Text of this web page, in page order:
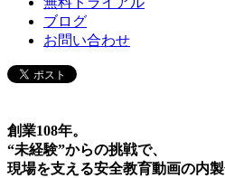
ブログ
お問い合わせ
創業108年。
“未経験”からの挑戦で、
現場を支える安全教育動画の内